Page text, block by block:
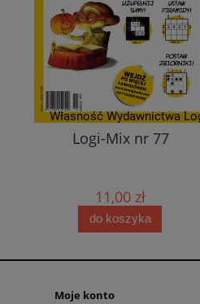
Logi-Mix nr 77
11,00 zł
do koszyka
Moje konto